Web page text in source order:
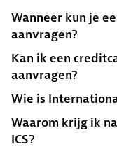
Wanneer kun je
aanvragen?
Kan ik een
aanvragen?
Wie is
Waarom krijg ik
ICS?